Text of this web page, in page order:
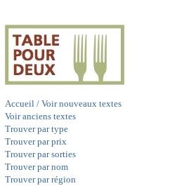
Accueil / Voir nouveaux textes
Voir anciens textes
Trouver par type
Trouver par prix
Trouver par sorties
Trouver par nom
Trouver par région